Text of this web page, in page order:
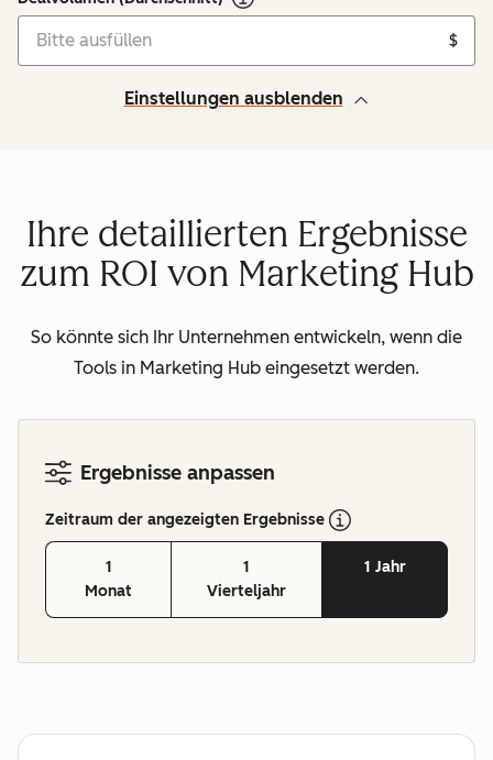
$
Einstellungen ausblenden
Ihre detaillierten Ergebnisse
zum ROI von Marketing Hub
So könnte sich Ihr Unternehmen entwickeln, wenn die
Tools in Marketing Hub eingesetzt werden.
Ergebnisse anpassen
Zeitraum der angezeigten Ergebnisse
1
Monat
1
Vierteljahr
1 Jahr